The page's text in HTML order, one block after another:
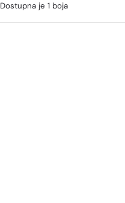
Dostupna je 1 boja